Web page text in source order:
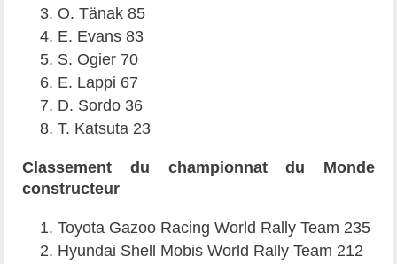
O. Tänak 85
E. Evans 83
S. Ogier 70
E. Lappi 67
D. Sordo 36
T. Katsuta 23
Classement du championnat du Monde
constructeur
Toyota Gazoo Racing World Rally Team 235
Hyundai Shell Mobis World Rally Team 212